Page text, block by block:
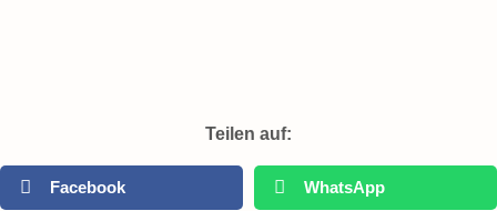
Teilen auf:
Facebook WhatsApp